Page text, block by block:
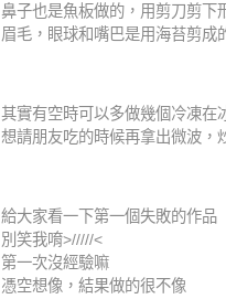
鼻子也是魚板做的，用剪刀剪下
眉毛，眼球和嘴巴是用海苔剪成
其實有空時可以多做幾個冷凍在
想請朋友吃的時候再拿出微波，
給大家看一下第一個失敗的作品
別笑我唷>/////<
第一次沒經驗嘛
憑空想像，結果做的很不像